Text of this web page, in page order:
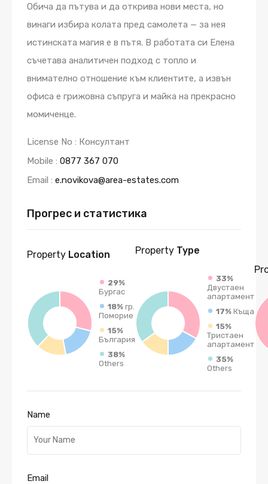
Обича да пътува и да открива нови места, но
винаги избира колата пред самолета — за нея
истинската магия е в пътя. В работата си Елена
съчетава аналитичен подход с топло и
внимателно отношение към клиентите, а извън
офиса е грижовна съпруга и майка на прекрасно
момиченце.
License No : Консултант
Mobile : 0877 367 070
Email : e.novikova@area-estates.com
Прогрес и статистика
Property Location
29%
Бургас
18% гр.
Поморие
15%
България
38%
Others
Property Type
33%
Двустаен
апартамент
17% Къща
15%
Тристаен
апартамент
35%
Others
Name
Email